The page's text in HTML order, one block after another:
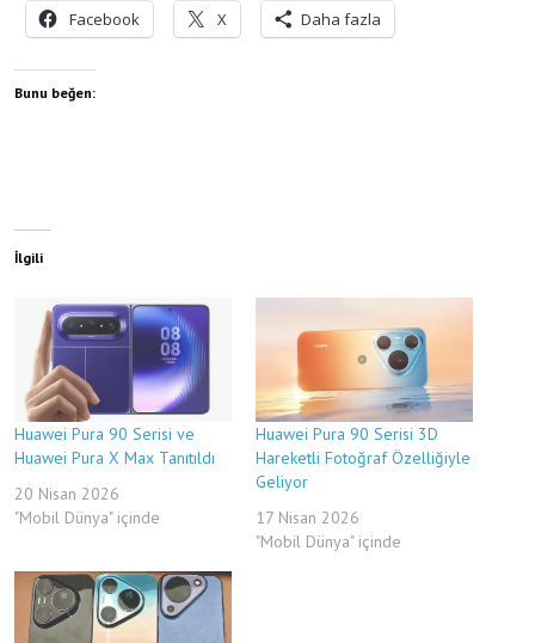
Facebook X Daha fazla
Bunu beğen:
İlgili
Huawei Pura 90 Serisi ve
Huawei Pura X Max Tanıtıldı
20 Nisan 2026
"Mobil Dünya" içinde
Huawei Pura 90 Serisi 3D
Hareketli Fotoğraf Özelliğiyle
Geliyor
17 Nisan 2026
"Mobil Dünya" içinde